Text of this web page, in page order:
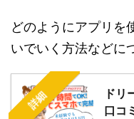
どのようにアプリを
いでいく方法などに
詳細
ドリ
口コ